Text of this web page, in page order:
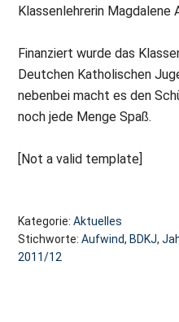
Klassenlehrerin Magdalene
Finanziert wurde das
Deutchen Katholischen
nebenbei macht es den
noch jede Menge Spaß.
[Not a valid template]
Kategorie:Aktuelles
Stichworte:Aufwind, BDKJ,
2011/12